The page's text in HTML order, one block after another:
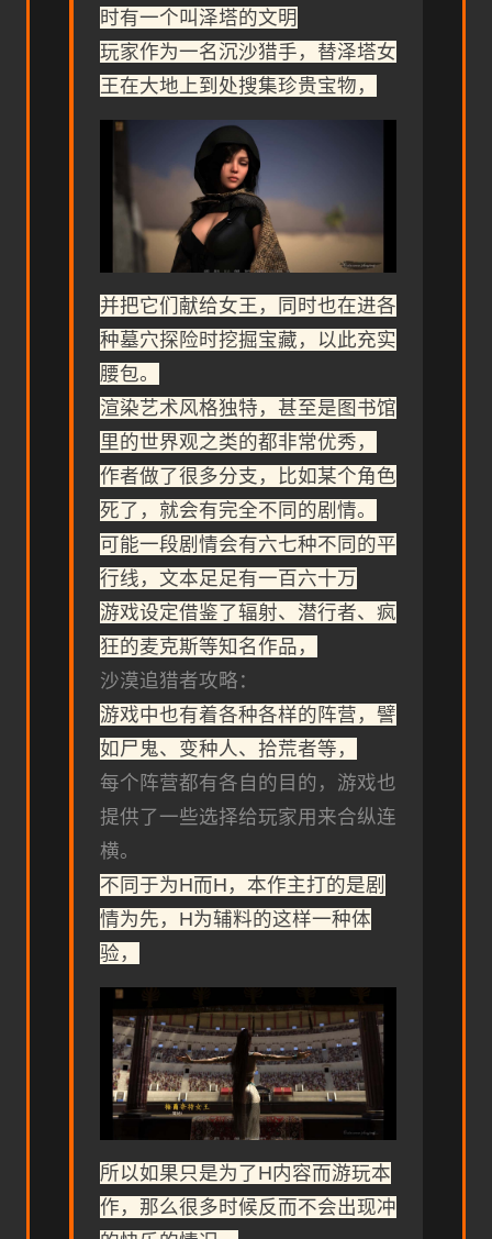
时有一个叫泽塔的文明
玩家作为一名沉沙猎手，替泽塔女
王在大地上到处搜集珍贵宝物，
并把它们献给女王，同时也在进各
种墓穴探险时挖掘宝藏，以此充实
腰包。
渲染艺术风格独特，甚至是图书馆
里的世界观之类的都非常优秀，
作者做了很多分支，比如某个角色
死了，就会有完全不同的剧情。
可能一段剧情会有六七种不同的平
行线，文本足足有一百六十万
游戏设定借鉴了辐射、潜行者、疯
狂的麦克斯等知名作品，
沙漠追猎者攻略：
游戏中也有着各种各样的阵营，譬
如尸鬼、变种人、拾荒者等，
每个阵营都有各自的目的，游戏也
提供了一些选择给玩家用来合纵连
横。
不同于为H而H，本作主打的是剧
情为先，H为辅料的这样一种体
验，
所以如果只是为了H内容而游玩本
作，那么很多时候反而不会出现冲